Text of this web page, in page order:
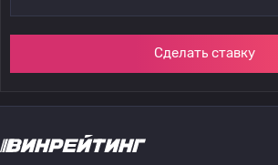
Сделать ставку